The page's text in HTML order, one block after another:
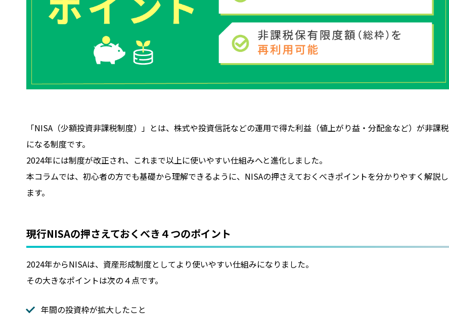
「NISA（少額投資非課税制度）」とは、株式や投資信託などの運用で得た利益（値上がり益・分配金など）が非課税
になる制度です。
2024年には制度が改正され、これまで以上に使いやすい仕組みへと進化しました。
本コラムでは、初心者の方でも基礎から理解できるように、NISAの押さえておくべきポイントを分かりやすく解説し
ます。
現行NISAの押さえておくべき４つのポイント
2024年からNISAは、資産形成制度としてより使いやすい仕組みになりました。
その大きなポイントは次の４点です。
年間の投資枠が拡大したこと